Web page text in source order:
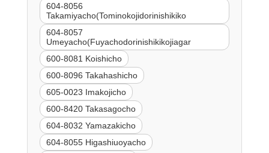
604-8056
Takamiyacho(Tominokojidorinishikiko
604-8057
Umeyacho(Fuyachodorinishikikojiagar
600-8081 Koishicho
600-8096 Takahashicho
605-0023 Imakojicho
600-8420 Takasagocho
604-8032 Yamazakicho
604-8055 Higashiuoyacho